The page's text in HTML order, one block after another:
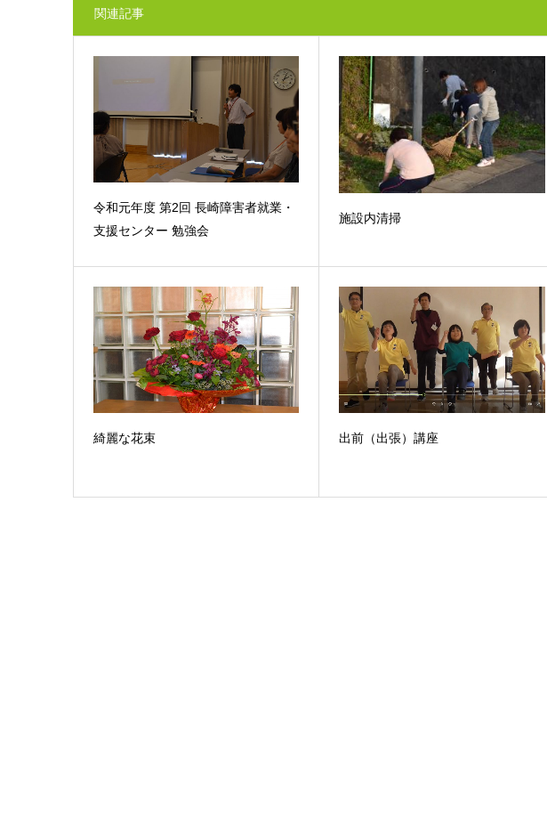
関連記事
令和元年度 第2回 長崎障害者就業・
支援センター 勉強会
施設内清掃
綺麗な花束 出前（出張）講座